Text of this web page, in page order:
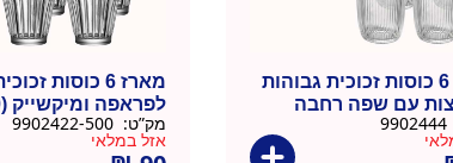
מארז 6 כוסות זכוכית גבוהות
עם שפה רחבה
מ"ל)
לפראפה ומיקשייק (500 מ"ל)
מק”ט:
אזל במלאי